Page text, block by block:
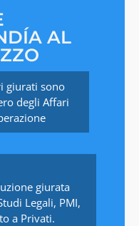
AL
giurati sono
degli Affari
giurata
Legali, PMI,
a Privati.